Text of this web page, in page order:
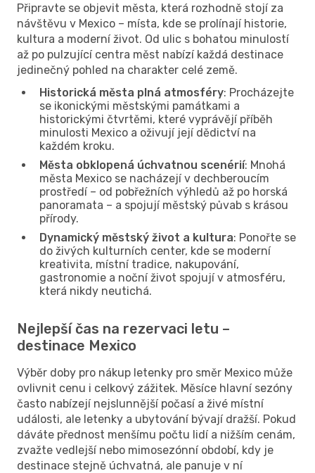
Připravte se objevit města, která rozhodně stojí za
návštěvu v Mexico – místa, kde se prolínají historie,
kultura a moderní život. Od ulic s bohatou minulostí
až po pulzující centra měst nabízí každá destinace
jedinečný pohled na charakter celé země.
Historická města plná atmosféry: Procházejte
se ikonickými městskými památkami a
historickými čtvrtěmi, které vyprávějí příběh
minulosti Mexico a oživují její dědictví na
každém kroku.
Města obklopená úchvatnou scenérií: Mnohá
města Mexico se nacházejí v dechberoucím
prostředí – od pobřežních výhledů až po horská
panoramata – a spojují městský půvab s krásou
přírody.
Dynamický městský život a kultura: Ponořte se
do živých kulturních center, kde se moderní
kreativita, místní tradice, nakupování,
gastronomie a noční život spojují v atmosféru,
která nikdy neutichá.
Nejlepší čas na rezervaci letu –
destinace Mexico
Výběr doby pro nákup letenky pro směr Mexico může
ovlivnit cenu i celkový zážitek. Měsíce hlavní sezóny
často nabízejí nejslunnější počasí a živé místní
události, ale letenky a ubytování bývají dražší. Pokud
dáváte přednost menšímu počtu lidí a nižším cenám,
zvažte vedlejší nebo mimosezónní období, kdy je
destinace stejně úchvatná, ale panuje v ní